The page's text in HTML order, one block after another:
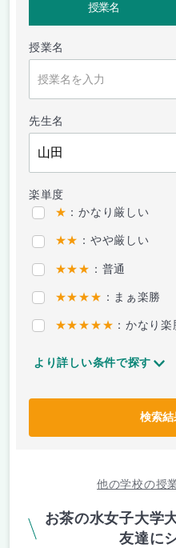
授業名
授業名
先生名
楽単度
★ ：かなり厳しい
★★ ：やや厳しい
★★★ ：普通
★★★★ ：まぁ楽勝
★★★★★ ：かなり楽
より詳しい条件で探す
検索結
他の学校の授
お茶の水女子大学
友達に